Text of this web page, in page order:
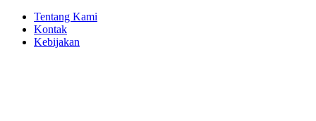
Tentang Kami
Kontak
Kebijakan